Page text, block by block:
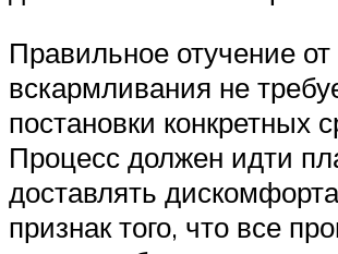
Правильное отучение от
вскармливания не
постановки конкретных
Процесс должен идти
доставлять
признак того, что все